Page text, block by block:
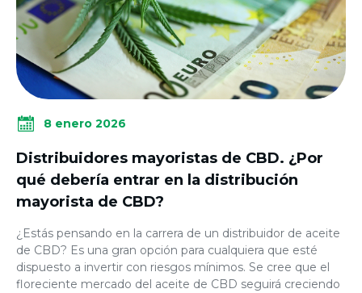
8 enero 2026
Distribuidores mayoristas de CBD. ¿Por
qué debería entrar en la distribución
mayorista de CBD?
¿Estás pensando en la carrera de un distribuidor de aceite
de CBD? Es una gran opción para cualquiera que esté
dispuesto a invertir con riesgos mínimos. Se cree que el
floreciente mercado del aceite de CBD seguirá creciendo